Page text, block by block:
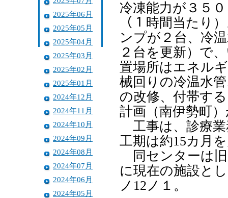
2025年06月
2025年05月
2025年04月
2025年03月
2025年02月
2025年01月
2024年12月
2024年11月
2024年10月
2024年09月
2024年08月
2024年07月
2024年06月
2024年05月
冷凍能力が３５
（１時間当たり
ンプが２台、冷
２台を更新）で
置場所はエネル
械回りの冷温水
の改修、付帯す
計画（南伊勢町
工事は、診療
工期は約15カ月
同センターは旧
に現在の施設と
ノ12ノ１。